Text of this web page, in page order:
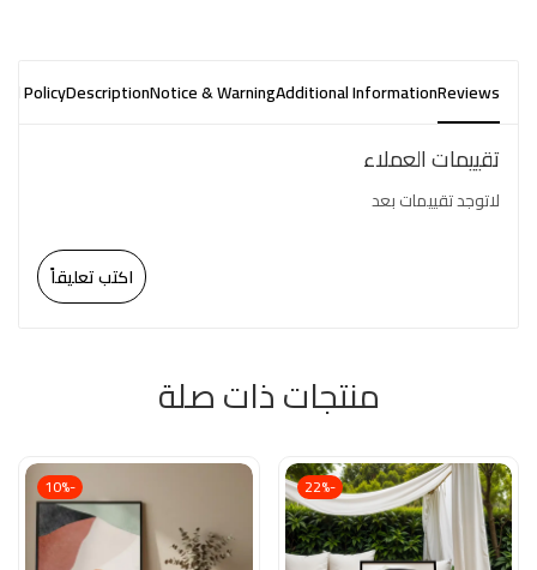
Reviews
Additional Information
Notice & Warning
Description
Policy
تقييمات العملاء
لاتوجد تقييمات بعد
اكتب تعليقاً
منتجات ذات صلة
-22%
-10%